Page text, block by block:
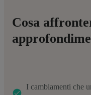
Cosa
I cambiamenti che